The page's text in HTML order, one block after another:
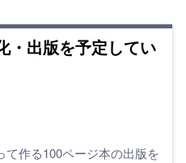
・出版を予定してい
作る100ページ本の出版を